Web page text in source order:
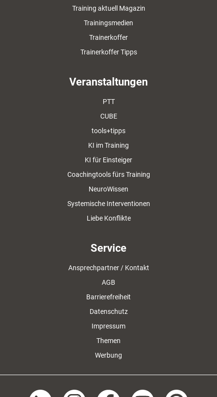
Training aktuell Magazin
Trainingsmedien
Trainerkoffer
Trainerkoffer Tipps
Veranstaltungen
PTT
CUBE
tools+tipps
KI im Training
KI für Einsteiger
Coachingtools fürs Training
NeuroWissen
Systemische Interventionen
Liebe Konflikte
Service
Ansprechpartner / Kontakt
AGB
Barrierefreiheit
Datenschutz
Impressum
Themen
Werbung